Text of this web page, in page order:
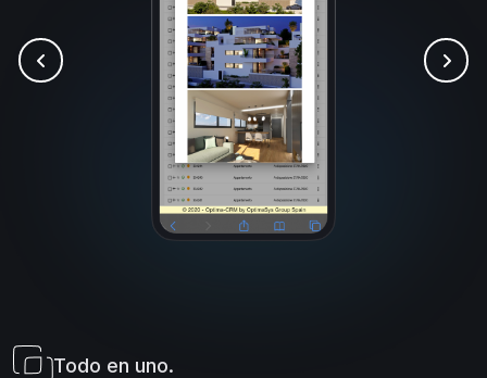
Todo en uno.